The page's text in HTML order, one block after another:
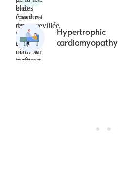
Hypertrophic
cardiomyopathy